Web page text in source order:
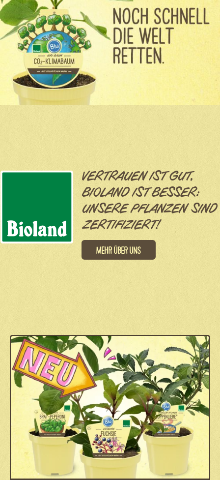
VERTRAUEN IST GUT,
BIOLAND IST BESSER:
UNSERE PFLANZEN SIND
ZERTIFIZIERT!
Mehr über uns